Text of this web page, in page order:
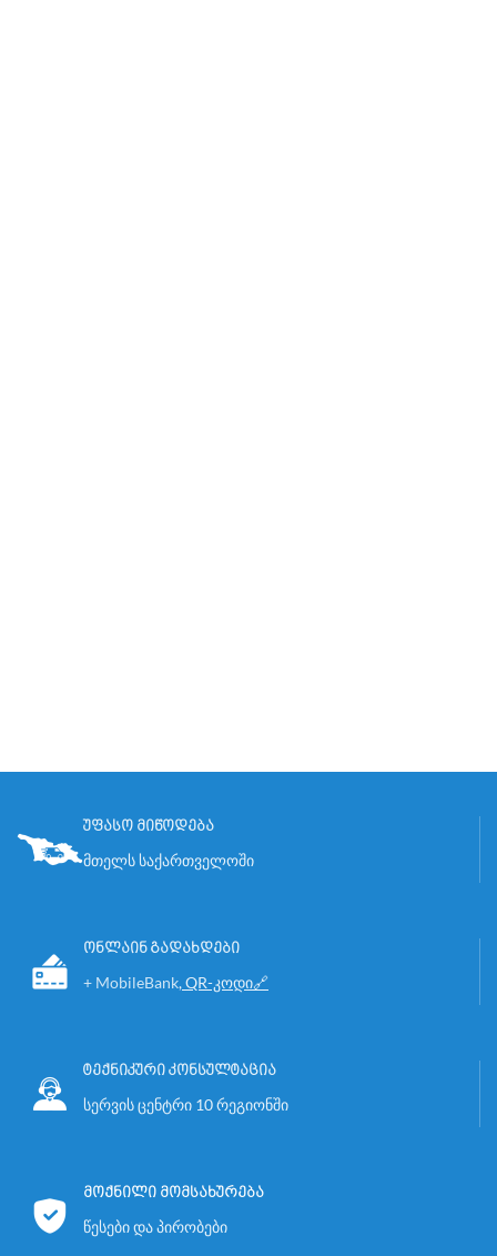
უფასო მიწოდება
მთელს საქართველოში
ონლაინ გადახდები
+ MobileBank,QR-კოდი🔗
ტექნიკური კონსულტაცია
სერვის ცენტრი 10 რეგიონში
მოქნილი მომსახურება
წესები და პირობები